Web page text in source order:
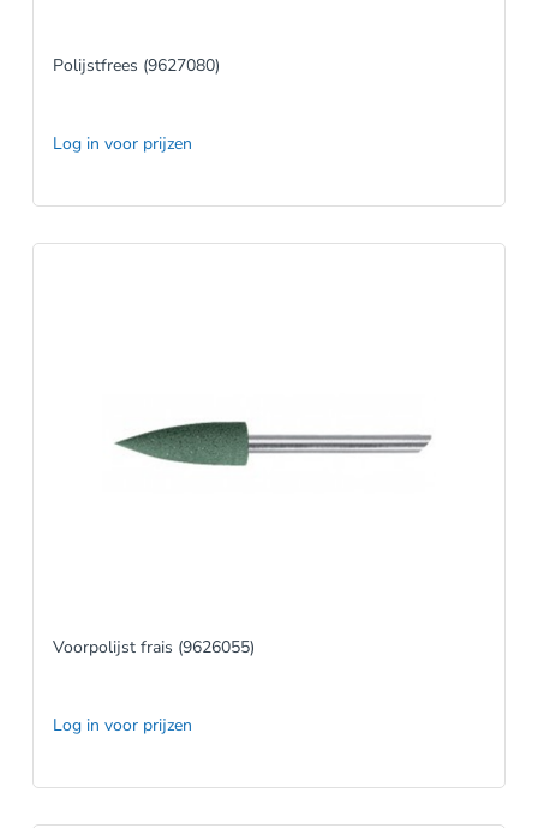
Polijstfrees (9627080)
Log in voor prijzen
Voorpolijst frais (9626055)
Log in voor prijzen